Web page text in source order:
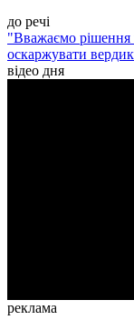
до речі
"Вважаємо
оскаржувати
відео дня
реклама